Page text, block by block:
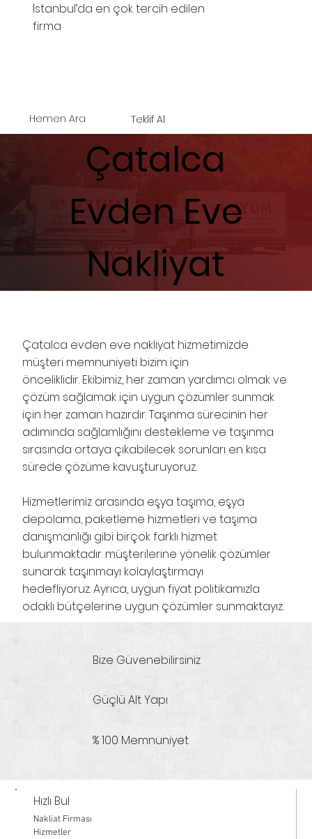
İstanbul’da en çok tercih edilen
firma
Hemen Ara Teklif Al
Çatalca
Evden Eve
Nakliyat
Çatalca evden eve nakliyat hizmetimizde
müşteri memnuniyeti bizim için
önceliklidir. Ekibimiz, her zaman yardımcı olmak ve
çözüm sağlamak için uygun çözümler sunmak
için her zaman hazırdır. Taşınma sürecinin her
adımında sağlamlığını destekleme ve taşınma
sırasında ortaya çıkabilecek sorunları en kısa
sürede çözüme kavuşturuyoruz.
Hizmetlerimiz arasında eşya taşıma, eşya
depolama, paketleme hizmetleri ve taşıma
danışmanlığı gibi birçok farklı hizmet
bulunmaktadır. müşterilerine yönelik çözümler
sunarak taşınmayı kolaylaştırmayı
hedefliyoruz. Ayrıca, uygun fiyat politikamızla
odaklı bütçelerine uygun çözümler sunmaktayız.
Bize Güvenebilirsiniz
Güçlü Alt Yapı
% 100 Memnuniyet
Hızlı Bul
Nakliat Firması
Hizmetler